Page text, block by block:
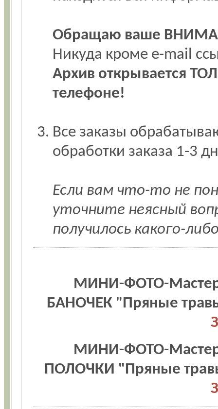
Обращаю ваше
Никуда кроме e-mail
Архив открывается
телефоне!
Все заказы
обработки заказа 1-3
Если вам что-то не
уточните неясный
получилось какого-
МИНИ-ФОТО-
БАНОЧЕК "Пряные
МИНИ-ФОТО-
ПОЛОЧКИ "Пряные